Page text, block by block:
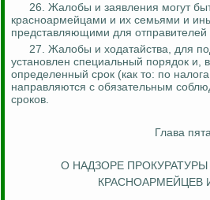
26. Жалобы и заявления могут
красноармейцами и их семьями и
представляющими для отправителей
27. Жалобы и ходатайства, для
установлен специальный порядок и, в
определенный срок (как то: по
направляются с обязательным
сроков.
Глава
О НАДЗОРЕ
КРАСНОАРМЕЙЦЕВ